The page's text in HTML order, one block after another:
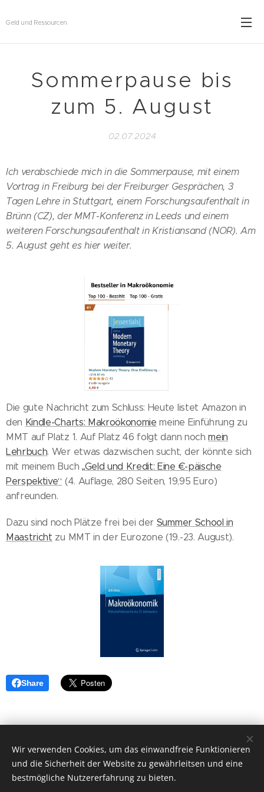
Geld und Ressourcen
Sommerpause bis
zum 5. August
02.07.2024
Ich verabschiede mich in die Sommerpause, mit einem
Vortrag in Freiburg bei der Freiburger Gesprächen, 3
Tagen Lehre in Stuttgart, einem Forschungsaufenthalt in
Brünn (CZ), der MMT-Konferenz in Leeds und einem
weiteren Forschungsaufenthalt in Kristiansand (NOR). Am
5. August geht es hier weiter.
Die gute Nachricht zum Schluss: Heute listet Amazon in
den Kindle-Charts: Makroökonomie meine Einführung zu
MMT auf Platz 1. Auf Platz 46 folgt dann nochmein
Lehrbuch. Wer etwas dazwischen sucht, der könnte sich
mit meinem Buch „Geld und Kredit: Eine €-päische
Perspektive“ (4. Auflage, 280 Seiten, 19,95 Euro)
anfreunden.
Dazu sind noch Plätze frei bei der Summer School in
Maastricht zu MMT in der Eurozone (19.-23. August).
Share
© 2024 Dirk Ehnts, Belziger Straße 48, 10823 Berlin
Unterstützt vonWebnode Cookies
Wir verwenden Cookies, um das einwandfreie Funktionieren
und die Sicherheit der Website zu gewährleitsen und eine
bestmögliche Nutzererfahrung zu bieten.